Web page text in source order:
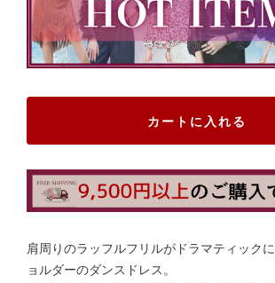
カートに入れる
肩周りのラッフルフリルがドラマティック
ョルダーのダンスドレス。